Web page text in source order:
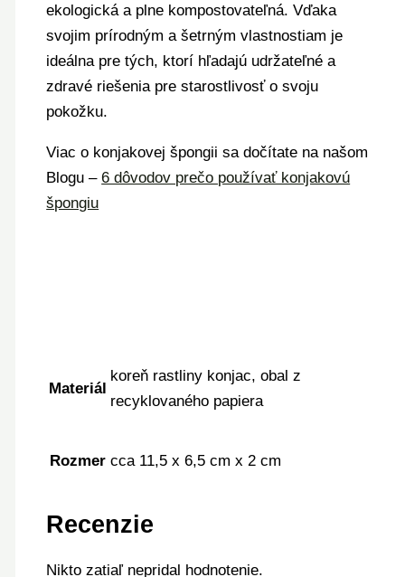
ekologická a plne kompostovateľná. Vďaka
svojim prírodným a šetrným vlastnostiam je
ideálna pre tých, ktorí hľadajú udržateľné a
zdravé riešenia pre starostlivosť o svoju
pokožku.
Viac o konjakovej špongii sa dočítate na našom
Blogu –6 dôvodov prečo používať konjakovú
špongiu
Materiál
koreň rastliny konjac, obal z
recyklovaného papiera
Rozmer cca 11,5 x 6,5 cm x 2 cm
Recenzie
Nikto zatiaľ nepridal hodnotenie.